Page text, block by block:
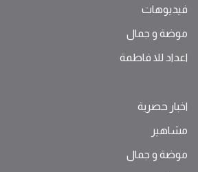
فيديوهات
موضة ‫و‬ ‫‬‫جمال‬
اعداد للا فاطمة
اخبار حصرية
مشاهير
موضة ‫و‬ ‫‬‫جمال‬